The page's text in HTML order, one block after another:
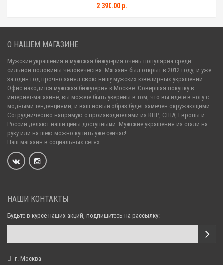
2 390.00 р.
О НАШЕМ МАГАЗИНЕ
Мужские украшения и мужская бижутерия очень популярна среди
сильной половины человечества. Магазин был открыт в 2012 году, и уже
за один год прочно занял свою нишу мужских ювелирных украшений.
Офис находится мужская бижутерия в Москве. Совершая покупку в
интернет-магазине, вы можете быть уверены в том, что вы идете в ногу с
модными тенденциями, и ваш новый образ будет замечен окружающими.
Сотрудничество напрямую с производителями из КНР, США, Европы и
России делают наши цены доступными. Мужские украшения из стали на
руку или на шею можно купить уже сейчас!
Наш магазин в социальных сетях:
НАШИ КОНТАКТЫ
Будьте в курсе наших акций, подпишитесь на рассылку:
г. Москва